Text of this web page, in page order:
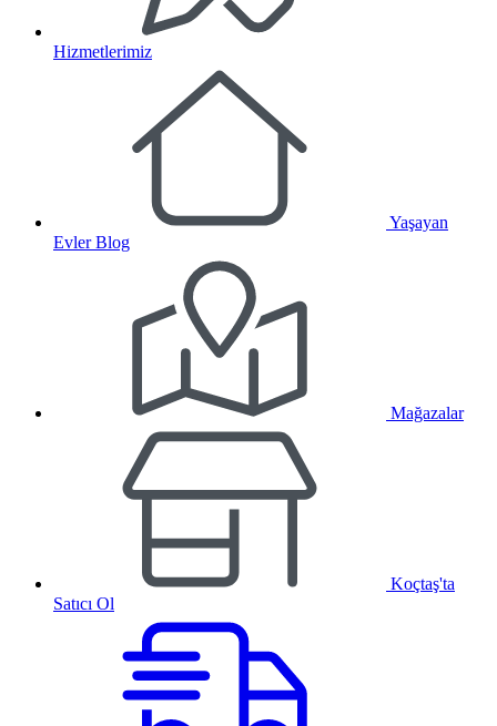
Hizmetlerimiz
Yaşayan
Evler Blog
Mağazalar
Koçtaş'ta
Satıcı Ol